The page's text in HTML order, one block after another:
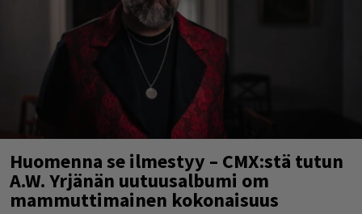
Huomenna se ilmestyy – CMX:stä tutun
A.W. Yrjänän uutuusalbumi om
mammuttimainen kokonaisuus